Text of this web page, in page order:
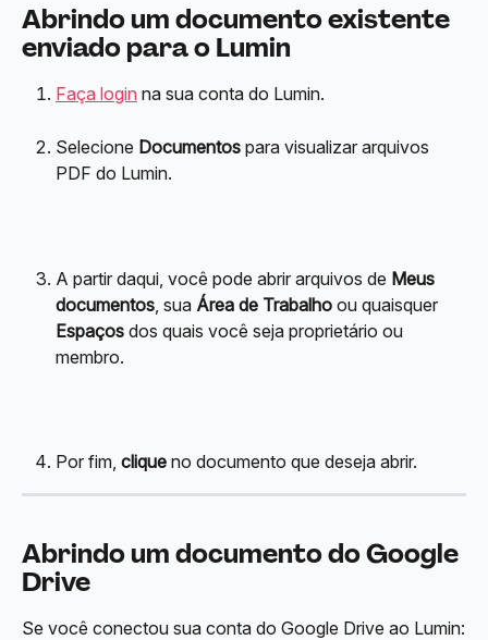
Abrindo um documento existente
enviado para o Lumin
Faça login na sua conta do Lumin.
Selecione Documentos para visualizar arquivos
PDF do Lumin.
A partir daqui, você pode abrir arquivos de Meus
documentos , sua Área de Trabalho ou quaisquer
Espaços dos quais você seja proprietário ou
membro.
Por fim, clique no documento que deseja abrir.
Abrindo um documento do Google
Drive
Se você conectou sua conta do Google Drive ao Lumin: